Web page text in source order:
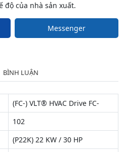
độ của nhà sản xuất.
Messenger
BÌNH LUẬN
(FC-) VLT® HVAC Drive FC-
102
(P22K) 22 KW / 30 HP